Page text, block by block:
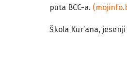
puta BCC-a.
Škola Kur’ana,